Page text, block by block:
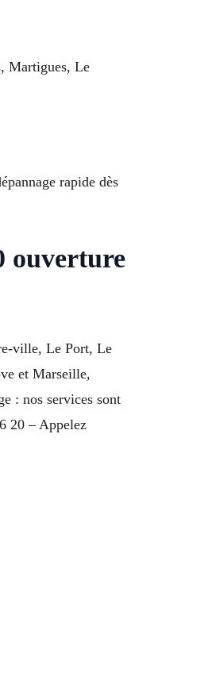
Martigues, Le
rapide dès
ouverture
ville, Le Port, Le
et Marseille,
: nos services sont
20 – Appelez